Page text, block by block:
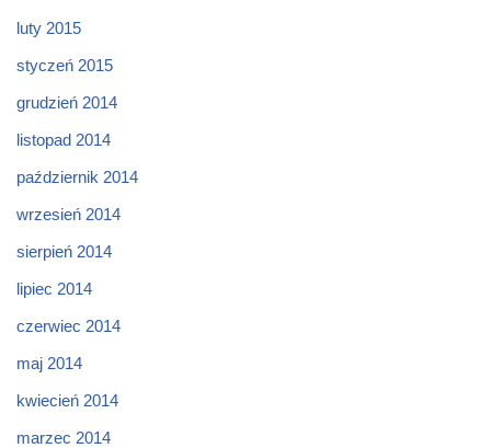
luty 2015
styczeń 2015
grudzień 2014
listopad 2014
październik 2014
wrzesień 2014
sierpień 2014
lipiec 2014
czerwiec 2014
maj 2014
kwiecień 2014
marzec 2014